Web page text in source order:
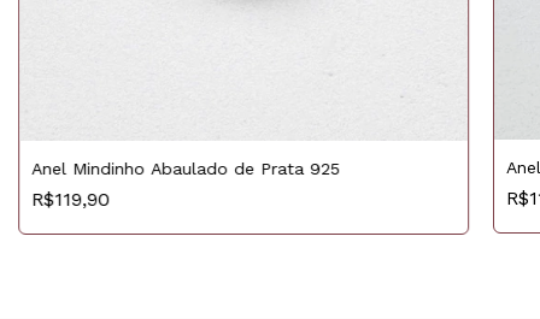
Anel Mindinho Abaulado de Prata 925
R$119,90